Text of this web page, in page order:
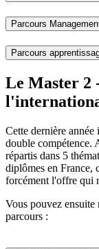
Parcours
Parcours
Le Master 2
Cette dernière
double compétence.
répartis dans 5
diplômes en France,
forcément l'offre qui
Vous pouvez ensuite
parcours :